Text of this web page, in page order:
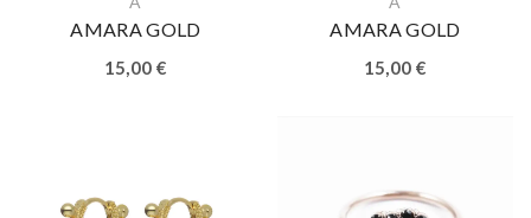
AMARA GOLD
15,00 €
AMARA GOLD
15,00 €